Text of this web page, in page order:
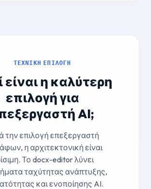
ΤΕΧΝΙΚΗ ΕΠΙΛΟΓΗ
είναι η καλύτερη
επιλογή για
AI;
την επιλογή επεξεργαστή
η αρχιτεκτονική είναι
Το docx-editor λύνει
ταχύτητας ανάπτυξης,
και ενοποίησης AI.